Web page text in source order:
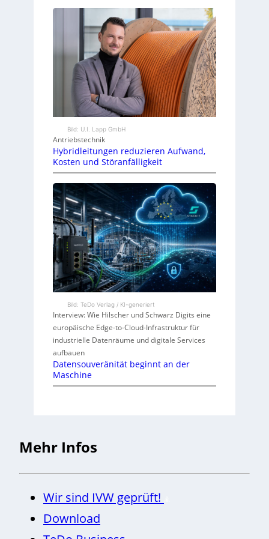
Bild: U.I. Lapp GmbH
Antriebstechnik
Hybridleitungen reduzieren Aufwand,
Kosten und Störanfälligkeit
Bild: TeDo Verlag / KI-generiert
Interview: Wie Hilscher und Schwarz Digits eine
europäische Edge-to-Cloud-Infrastruktur für
industrielle Datenräume und digitale Services
aufbauen
Datensouveränität beginnt an der
Maschine
Mehr Infos
Wir sind IVW geprüft!
Download